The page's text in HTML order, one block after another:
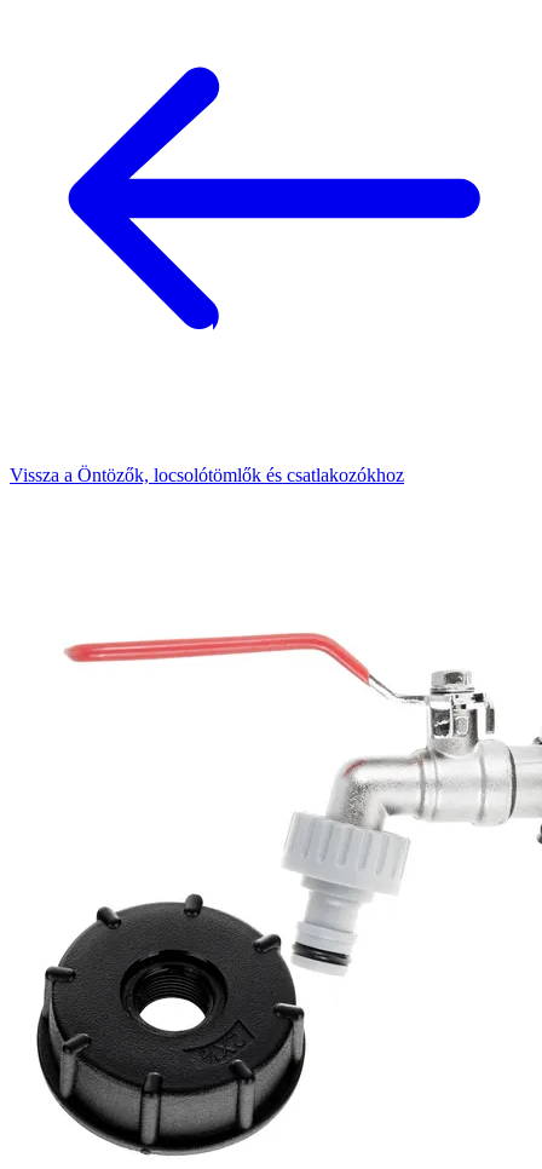
Vissza a Öntözők, locsolótömlők és csatlakozókhoz